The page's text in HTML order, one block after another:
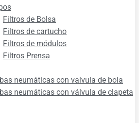
Filtros de Bolsa
Filtros de cartucho
Filtros de módulos
Filtros Prensa
neumáticas con valvula de bola
neumáticas con válvula de clapeta